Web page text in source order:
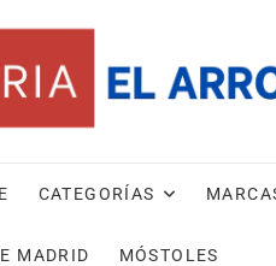
CATEGORÍAS
MADRID MÓSTOLES